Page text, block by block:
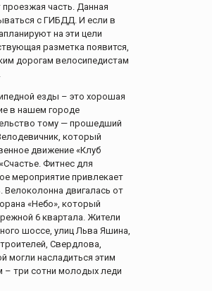
часть. Данная
с ГИБДД. И если в
на эти цели
разметка появится,
дорогам велосипедистам
езды – это хорошая
в нашем городе
тому — прошедший
который
движение «Клуб
Фитнес для
мероприятие привлекает
двигалась от
«Небо», который
6 квартала. Жители
шоссе, улиц Льва Яшина,
Свердлова,
могли насладиться этим
три сотни молодых леди